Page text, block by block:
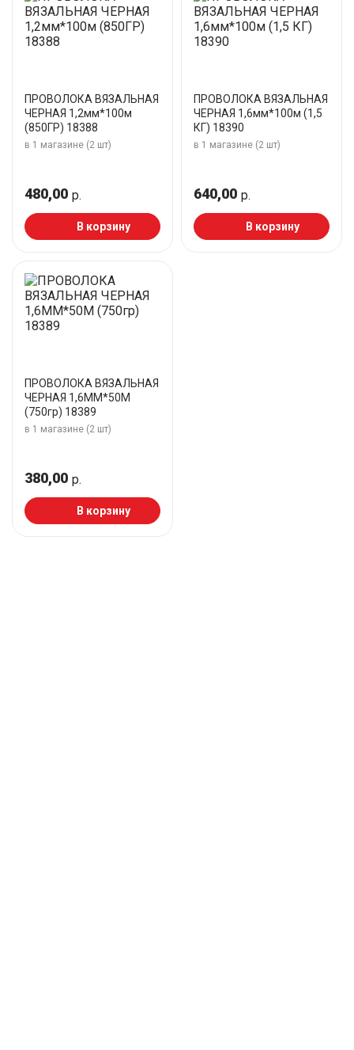
ПРОВОЛОКА ВЯЗАЛЬНАЯ
ЧЕРНАЯ 1,2мм*100м
(850ГР) 18388
в 1 магазине (2 шт)
480,00 р.
В корзину
ПРОВОЛОКА ВЯЗАЛЬНАЯ
ЧЕРНАЯ 1,6мм*100м (1,5
КГ) 18390
в 1 магазине (2 шт)
640,00 р.
В корзину
ПРОВОЛОКА ВЯЗАЛЬНАЯ
ЧЕРНАЯ 1,6ММ*50М
(750гр) 18389
в 1 магазине (2 шт)
380,00 р.
В корзину